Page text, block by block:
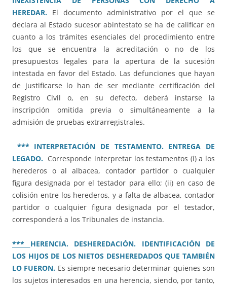
HEREDAR. El documento administrativo por el que se
declara al Estado sucesor abintestato se ha de calificar en
cuanto a los trámites esenciales del procedimiento entre
los que se encuentra la acreditación o no de los
presupuestos legales para la apertura de la sucesión
intestada en favor del Estado. Las defunciones que hayan
de justificarse lo han de ser mediante certificación del
Registro Civil o, en su defecto, deberá instarse la
inscripción omitida previa o simultáneamente a la
admisión de pruebas extrarregistrales.
*** INTERPRETACIÓN DE TESTAMENTO. ENTREGA DE
LEGADO. Corresponde interpretar los testamentos (i) a los
herederos o al albacea, contador partidor o cualquier
figura designada por el testador para ello; (ii) en caso de
colisión entre los herederos, y a falta de albacea, contador
partidor o cualquier figura designada por el testador,
corresponderá a los Tribunales de instancia.
*** HERENCIA. DESHEREDACIÓN. IDENTIFICACIÓN DE
LOS HIJOS DE LOS NIETOS DESHEREDADOS QUE TAMBIÉN
LO FUERON. Es siempre necesario determinar quienes son
los sujetos interesados en una herencia, siendo, por tanto,